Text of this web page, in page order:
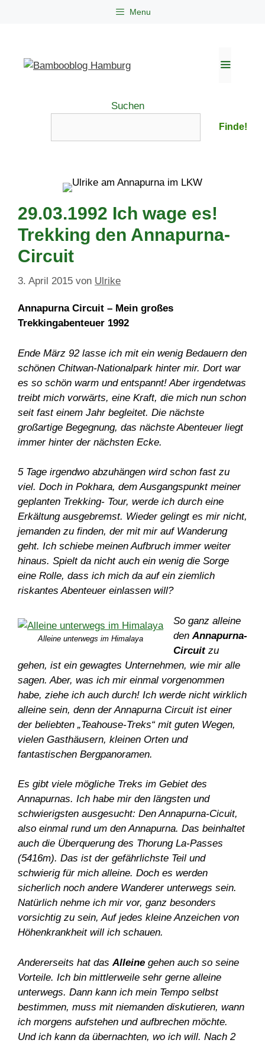
Menu
Suchen
Finde!
29.03.1992 Ich wage es!
Trekking den Annapurna-
Circuit
3. April 2015 von Ulrike
Annapurna Circuit – Mein großes
Trekkingabenteuer 1992
Ende März 92 lasse ich mit ein wenig Bedauern den
schönen Chitwan-Nationalpark hinter mir. Dort war
es so schön warm und entspannt! Aber irgendetwas
treibt mich vorwärts, eine Kraft, die mich nun schon
seit fast einem Jahr begleitet. Die nächste
großartige Begegnung, das nächste Abenteuer liegt
immer hinter der nächsten Ecke.
5 Tage irgendwo abzuhängen wird schon fast zu
viel. Doch in Pokhara, dem Ausgangspunkt meiner
geplanten Trekking- Tour, werde ich durch eine
Erkältung ausgebremst. Wieder gelingt es mir nicht,
jemanden zu finden, der mit mir auf Wanderung
geht. Ich schiebe meinen Aufbruch immer weiter
hinaus. Spielt da nicht auch ein wenig die Sorge
eine Rolle, dass ich mich da auf ein ziemlich
riskantes Abenteuer einlassen will?
Alleine unterwegs im Himalaya
So ganz alleine
denAnnapurna-
Circuitzu
gehen, ist ein gewagtes Unternehmen, wie mir alle
sagen. Aber, was ich mir einmal vorgenommen
habe, ziehe ich auch durch! Ich werde nicht wirklich
alleine sein, denn der Annapurna Circuit ist einer
der beliebten „Teahouse-Treks“ mit guten Wegen,
vielen Gasthäusern, kleinen Orten und
fantastischen Bergpanoramen.
Es gibt viele mögliche Treks im Gebiet des
Annapurnas. Ich habe mir den längsten und
schwierigsten ausgesucht: Den Annapurna-Cicuit,
also einmal rund um den Annapurna. Das beinhaltet
auch die Überquerung des Thorung La-Passes
(5416m). Das ist der gefährlichste Teil und
schwierig für mich alleine. Doch es werden
sicherlich noch andere Wanderer unterwegs sein.
Natürlich nehme ich mir vor, ganz besonders
vorsichtig zu sein, Auf jedes kleine Anzeichen von
Höhenkrankheit will ich schauen.
Andererseits hat dasAlleine gehen auch so seine
Vorteile. Ich bin mittlerweile sehr gerne alleine
unterwegs. Dann kann ich mein Tempo selbst
bestimmen, muss mit niemanden diskutieren, wann
ich morgens aufstehen und aufbrechen möchte.
Und ich kann da übernachten, wo ich will. Nach 2